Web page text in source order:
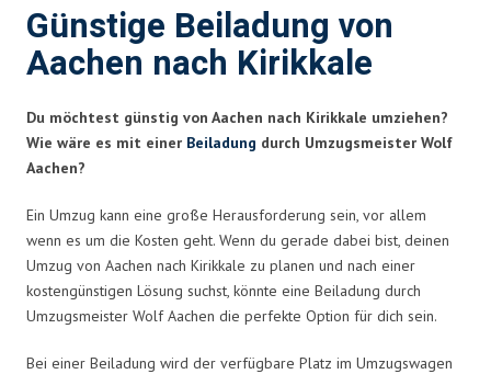
Günstige Beiladung von
Aachen nach Kirikkale
Du möchtest günstig von Aachen nach Kirikkale umziehen?
Wie wäre es mit einer Beiladung durch Umzugsmeister Wolf
Aachen?
Ein Umzug kann eine große Herausforderung sein, vor allem
wenn es um die Kosten geht. Wenn du gerade dabei bist, deinen
Umzug von Aachen nach Kirikkale zu planen und nach einer
kostengünstigen Lösung suchst, könnte eine Beiladung durch
Umzugsmeister Wolf Aachen die perfekte Option für dich sein.
Bei einer Beiladung wird der verfügbare Platz im Umzugswagen